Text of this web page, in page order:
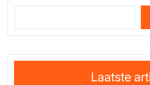
Laatste